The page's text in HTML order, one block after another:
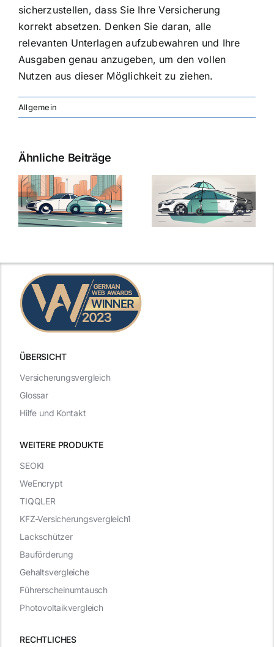
sicherzustellen, dass Sie Ihre Versicherung
korrekt absetzen. Denken Sie daran, alle
relevanten Unterlagen aufzubewahren und Ihre
Ausgaben genau anzugeben, um den vollen
Nutzen aus dieser Möglichkeit zu ziehen.
Allgemein
Ähnliche Beiträge
ÜBERSICHT
WEITERE PRODUKTE
RECHTLICHES
Versicherungsvergleich
Glossar
Hilfe und Kontakt
SEOKI
WeEncrypt
TIQQLER
KFZ-Versicherungsvergleich1
Lackschützer
Bauförderung
Gehaltsvergleiche
Führerscheinumtausch
Photovoltaikvergleich